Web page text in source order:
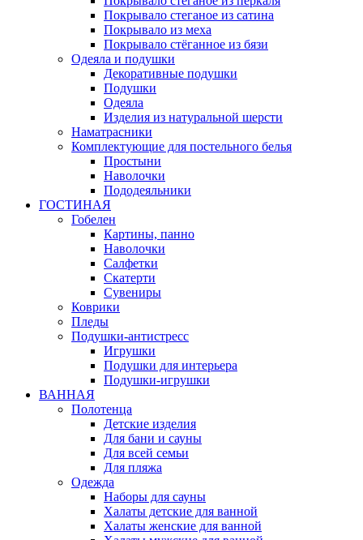
Покрывало стеганое из сатина
Покрывало из меха
Покрывало стёганное из бязи
Одеяла и подушки
Декоративные подушки
Подушки
Одеяла
Изделия из натуральной шерсти
Наматраcники
Комплектующие для постельного белья
Простыни
Наволочки
Пододеяльники
ГОСТИНАЯ
Гобелен
Картины, панно
Наволочки
Салфетки
Скатерти
Сувениры
Коврики
Пледы
Подушки-антистресс
Игрушки
Подушки для интерьера
Подушки-игрушки
ВАННАЯ
Полотенца
Детские изделия
Для бани и сауны
Для всей семьи
Для пляжа
Одежда
Наборы для сауны
Халаты детские для ванной
Халаты женские для ванной